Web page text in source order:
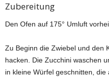
Zubereitung
Den Ofen auf 175° Umluft
Zu Beginn die Zwiebel und den
hacken. Die Zucchini waschen
in kleine Würfel geschnitten,